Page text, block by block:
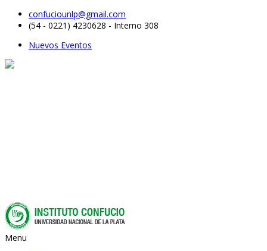
confuciounlp@gmail.com
(54 - 0221) 4230628 - Interno 308
Nuevos Eventos
Menu